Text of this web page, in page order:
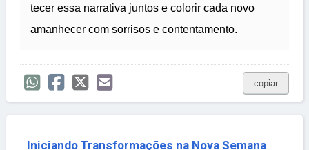
tecer essa narrativa juntos e colorir cada novo
amanhecer com sorrisos e contentamento.
copiar
Iniciando Transformações na Nova Semana